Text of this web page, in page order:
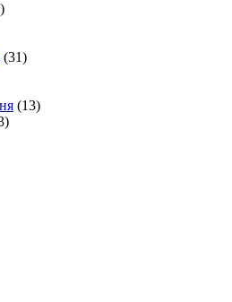
(31)
(13)